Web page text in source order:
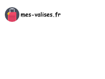
Aller
au